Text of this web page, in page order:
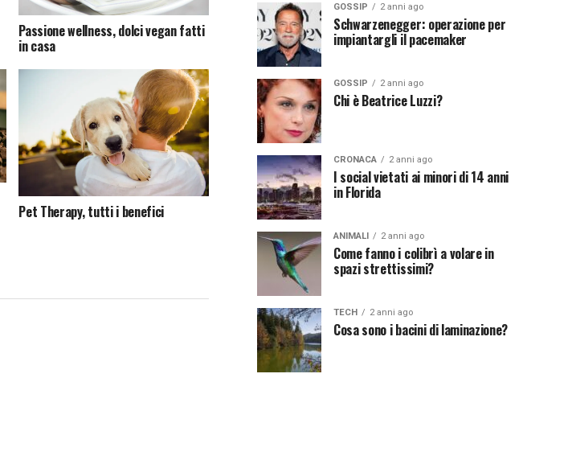
Passione wellness, dolci vegan fatti
in casa
Pet Therapy, tutti i benefici
GOSSIP 2 anni ago
Schwarzenegger: operazione per
impiantargli il pacemaker
GOSSIP 2 anni ago
Chi è Beatrice Luzzi?
CRONACA 2 anni ago
I social vietati ai minori di 14 anni
in Florida
ANIMALI 2 anni ago
Come fanno i colibrì a volare in
spazi strettissimi?
TECH 2 anni ago
Cosa sono i bacini di laminazione?